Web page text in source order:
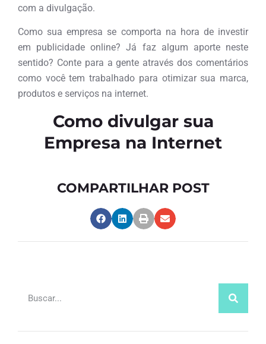
com a divulgação.
Como sua empresa se comporta na hora de investir
em publicidade online? Já faz algum aporte neste
sentido? Conte para a gente através dos comentários
como você tem trabalhado para otimizar sua marca,
produtos e serviços na internet.
Como divulgar sua
Empresa na Internet
COMPARTILHAR POST